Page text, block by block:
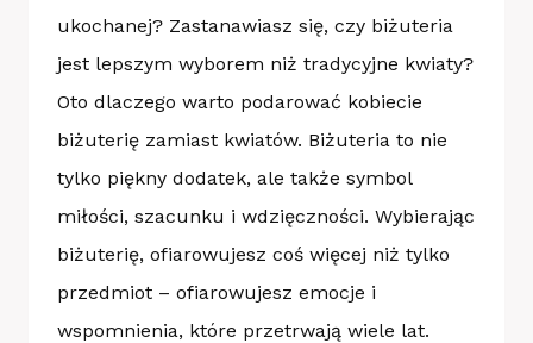
ukochanej? Zastanawiasz się, czy biżuteria
jest lepszym wyborem niż tradycyjne kwiaty?
Oto dlaczego warto podarować kobiecie
biżuterię zamiast kwiatów. Biżuteria to nie
tylko piękny dodatek, ale także symbol
miłości, szacunku i wdzięczności. Wybierając
biżuterię, ofiarowujesz coś więcej niż tylko
przedmiot – ofiarowujesz emocje i
wspomnienia, które przetrwają wiele lat.